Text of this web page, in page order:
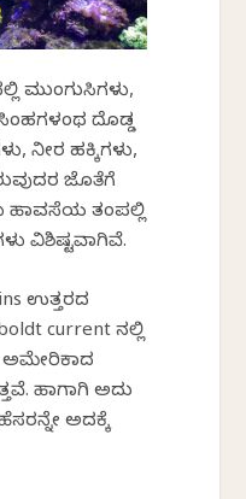
ಮುಂಗುಸಿಗಳು,
ದೊಡ್ಡ
ನೀರ ಹಕ್ಕಿಗಳು,
ಜೊತೆಗೆ
ಹಾವಸೆಯ ತಂಪಲ್ಲಿ
ವಿಶಿಷ್ಟವಾಗಿವೆ.
ಉತ್ತರದ
current ನಲ್ಲಿ
ಅಮೇರಿಕಾದ
ಹಾಗಾಗಿ ಅದು
ಅದಕ್ಕೆ